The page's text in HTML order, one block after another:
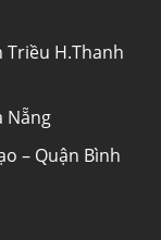
Triều H.Thanh
Nẵng
– Quận Bình